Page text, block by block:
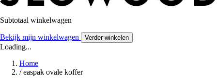
Subtotaal winkelwagen
Bekijk mijn winkelwagen Verder winkelen
Loading...
Home
/ easpak ovale koffer